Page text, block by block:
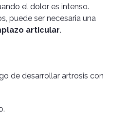
el dolor es intenso.
puede ser necesaria una
articular.
de desarrollar artrosis con